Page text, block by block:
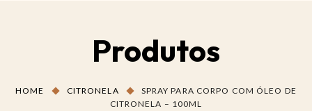
Produtos
HOME CITRONELA
SPRAY PARA CORPO COM ÓLEO DE
CITRONELA – 100ML